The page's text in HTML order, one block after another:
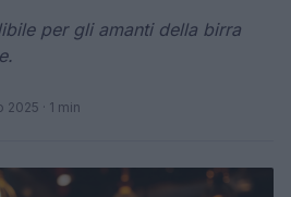
per gli amanti della birra
2025 · 1 min